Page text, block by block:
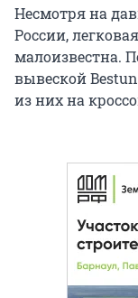
Несмотря на
России,
малоизвестна.
вывеской
из них на